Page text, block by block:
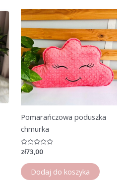
Pomarańczowa poduszka
chmurka
Oceniono
na
5
zł73,00
Dodaj do koszyka